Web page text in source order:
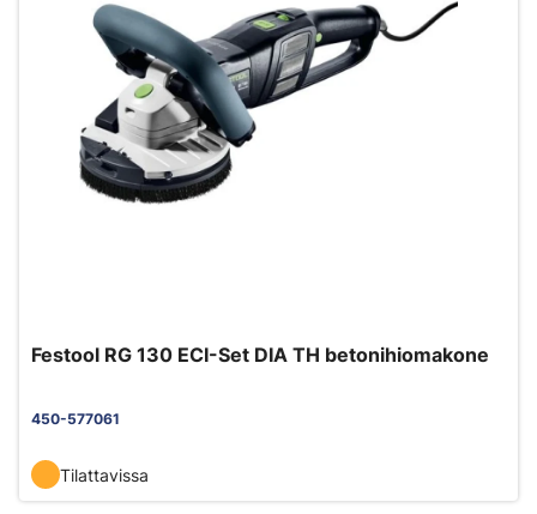
Festool RG 130 ECI-Set DIA TH betonihiomakone
450-577061
Tilattavissa